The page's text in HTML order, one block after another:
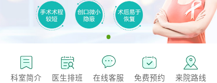
科室简介 医生排班 在线客服 免费预约 来院路线